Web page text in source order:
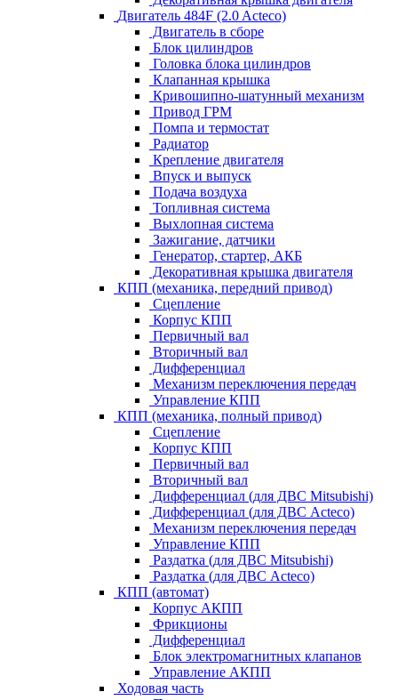
Двигатель 484F (2.0 Acteco)
Двигатель в сборе
Блок цилиндров
Головка блока цилиндров
Клапанная крышка
Кривошипно-шатунный механизм
Привод ГРМ
Помпа и термостат
Радиатор
Крепление двигателя
Впуск и выпуск
Подача воздуха
Топливная система
Выхлопная система
Зажигание, датчики
Генератор, стартер, АКБ
Декоративная крышка двигателя
КПП (механика, передний привод)
Сцепление
Корпус КПП
Первичный вал
Вторичный вал
Дифференциал
Механизм переключения передач
Управление КПП
КПП (механика, полный привод)
Сцепление
Корпус КПП
Первичный вал
Вторичный вал
Дифференциал (для ДВС Mitsubishi)
Дифференциал (для ДВС Acteco)
Механизм переключения передач
Управление КПП
Раздатка (для ДВС Mitsubishi)
Раздатка (для ДВС Acteco)
КПП (автомат)
Корпус АКПП
Фрикционы
Дифференциал
Блок электромагнитных клапанов
Управление АКПП
Ходовая часть